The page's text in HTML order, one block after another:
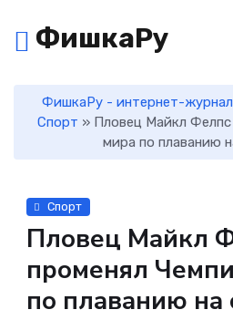
ФишкаРу
ФишкаРу - интернет-журнал
Спорт » Пловец Майкл
мира по плаванию
Спорт
Пловец Майкл
променял
по плаванию на